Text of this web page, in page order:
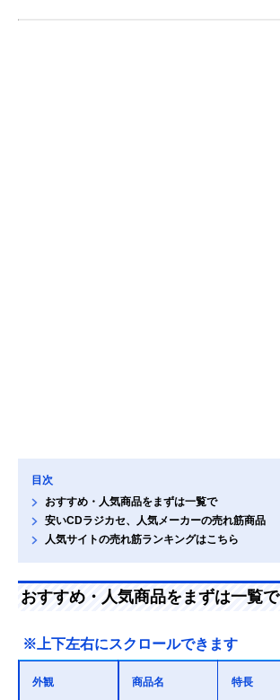
目次
おすすめ・人気商品をまずは一覧で
安いCDラジカセ、人気メーカーの売れ筋商品
人気サイトの売れ筋ランキングはこちら
おすすめ・人気商品をまずは一覧で
※上下左右にスクロールできます
外観 商品名 特長